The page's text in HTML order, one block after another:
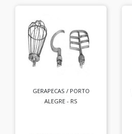
GERAPECAS / PORTO
ALEGRE - RS